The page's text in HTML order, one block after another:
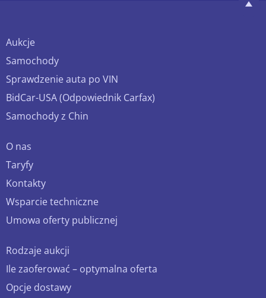
Aukcje
Samochody
Sprawdzenie auta po VIN
BidCar-USA (Odpowiednik Carfax)
Samochody z Chin
O nas
Taryfy
Kontakty
Wsparcie techniczne
Umowa oferty publicznej
Rodzaje aukcji
Ile zaoferować – optymalna oferta
Opcje dostawy